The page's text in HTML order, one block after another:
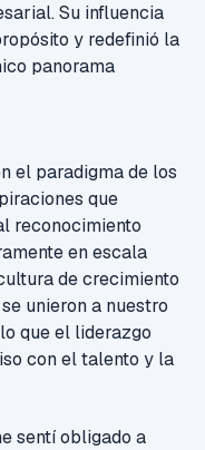
Su influencia
y redefinió la
panorama
el paradigma de los
que
reconocimiento
en escala
de crecimiento
unieron a nuestro
que el liderazgo
con el talento y la
sentí obligado a